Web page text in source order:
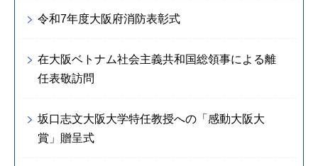
令和7年度大阪府消防表彰式
在大阪ベトナム社会主義共和国総領事による離
任表敬訪問
坂口志文大阪大学特任教授への「感動大阪大
賞」贈呈式